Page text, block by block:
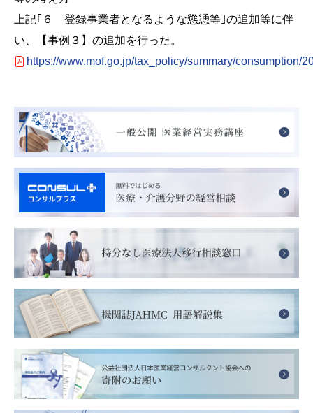
上記｢６ 登録事業者となるような慫慂等｣の追加等に伴
い、【事例３】の追加を行った。
https://www.mof.go.jp/tax_policy/summary/consumption/